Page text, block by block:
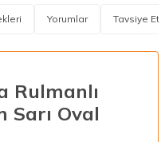
Yorumlar Tavsiye Et
Rulmanlı
Sarı Oval